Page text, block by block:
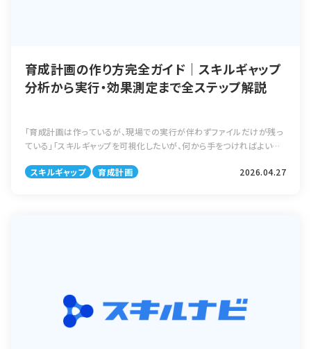
育成計画の作り方完全ガイド｜スキルギャップ
分析から実行・効果測定まで全ステップ解説
「育成計画は作っているが、現場での実行が伴わずファイルだけが残っ
ている」「スキルギャップを可視化したいが、何から手をつければよいか
す。育成計画は、対象者の […]
スキルギャップ 育成計画 2026.04.27